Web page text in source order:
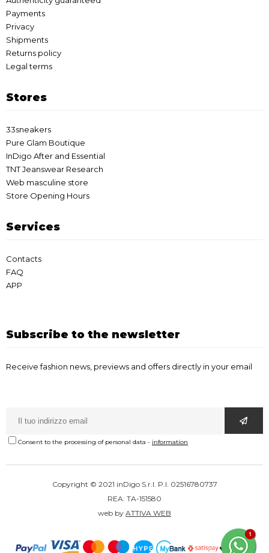
Payments
Privacy
Shipments
Returns policy
Legal terms
Stores
33sneakers
Pure Glam Boutique
InDigo After and Essential
TNT Jeanswear Research
Web masculine store
Store Opening Hours
Services
Contacts
FAQ
APP
Subscribe to the newsletter
Receive fashion news, previews and offers directly in your email
Consent to the processing of personal data - information
Copyright © 2021 inDigo S.r.l. P.I. 02516780737
REA: TA-151580
web by ATTIVA WEB